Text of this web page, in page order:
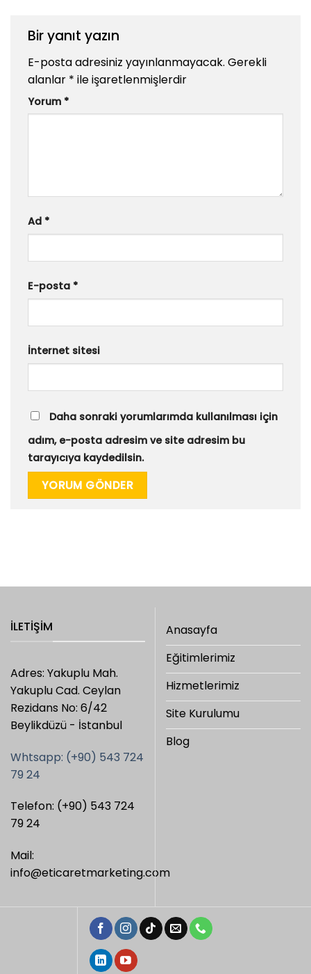
Bir yanıt yazın
E-posta adresiniz yayınlanmayacak. Gerekli
alanlar * ile işaretlenmişlerdir
Yorum *
Ad *
E-posta *
İnternet sitesi
Daha sonraki yorumlarımda kullanılması için
adım, e-posta adresim ve site adresim bu
tarayıcıya kaydedilsin.
İLETIŞIM
Adres: Yakuplu Mah.
Yakuplu Cad. Ceylan
Rezidans No: 6/42
Beylikdüzü - İstanbul
Whtsapp: (+90) 543 724
79 24
Telefon: (+90) 543 724
79 24
Mail:
info@eticaretmarketing.com
Anasayfa
Eğitimlerimiz
Hizmetlerimiz
Site Kurulumu
Blog